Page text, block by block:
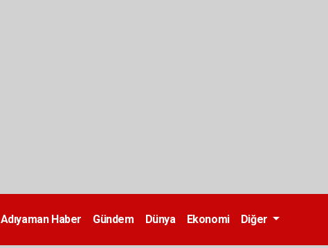
Adıyaman Haber Gündem Dünya Ekonomi Diğer